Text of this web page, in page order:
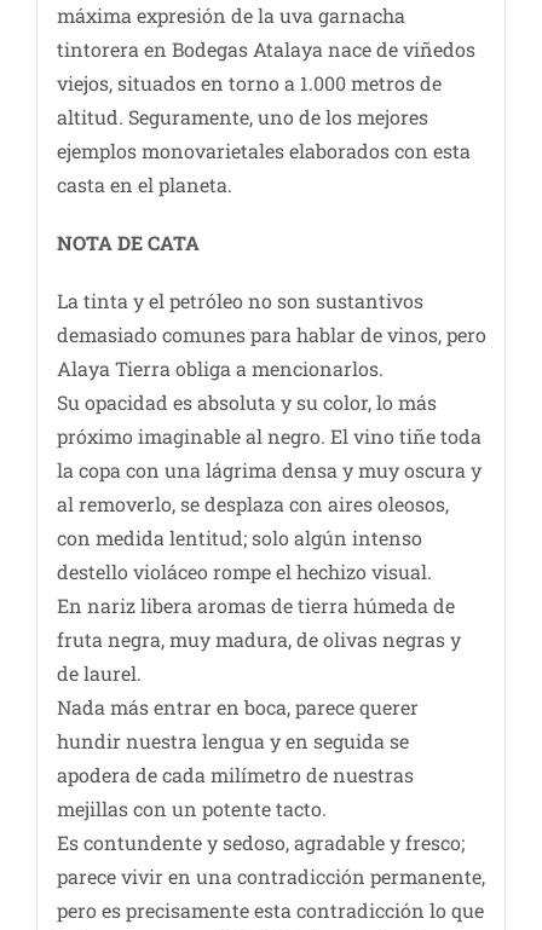
máxima expresión de la uva garnacha
tintorera en Bodegas Atalaya nace de viñedos
viejos, situados en torno a 1.000 metros de
altitud. Seguramente, uno de los mejores
ejemplos monovarietales elaborados con esta
casta en el planeta.
NOTA DE CATA
La tinta y el petróleo no son sustantivos
demasiado comunes para hablar de vinos, pero
Alaya Tierra obliga a mencionarlos.
Su opacidad es absoluta y su color, lo más
próximo imaginable al negro. El vino tiñe toda
la copa con una lágrima densa y muy oscura y
al removerlo, se desplaza con aires oleosos,
con medida lentitud; solo algún intenso
destello violáceo rompe el hechizo visual.
En nariz libera aromas de tierra húmeda de
fruta negra, muy madura, de olivas negras y
de laurel.
Nada más entrar en boca, parece querer
hundir nuestra lengua y en seguida se
apodera de cada milímetro de nuestras
mejillas con un potente tacto.
Es contundente y sedoso, agradable y fresco;
parece vivir en una contradicción permanente,
pero es precisamente esta contradicción lo que